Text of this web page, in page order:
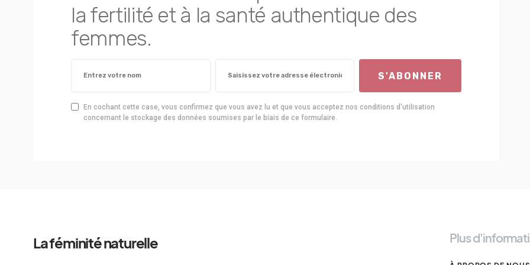
la fertilité et à la santé authentique des
femmes.
S'ABONNER
En cochant cette case, vous confirmez que vous avez lu et que vous acceptez nos conditions d'utilisation
concernant le stockage des données soumises par le biais de ce formulaire.
La féminité naturelle Plus